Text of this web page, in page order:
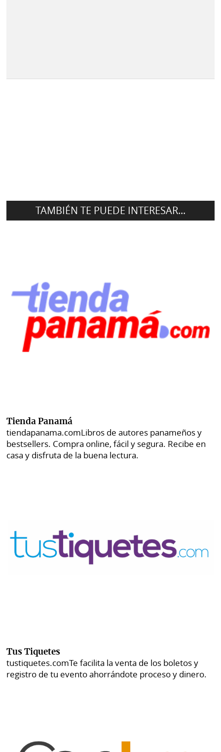
TAMBIÉN TE PUEDE INTERESAR...
Tienda Panamá
tiendapanama.comLibros de autores panameños y
bestsellers. Compra online, fácil y segura. Recibe en
casa y disfruta de la buena lectura.
Tus Tiquetes
tustiquetes.comTe facilita la venta de los boletos y
registro de tu evento ahorrándote proceso y dinero.